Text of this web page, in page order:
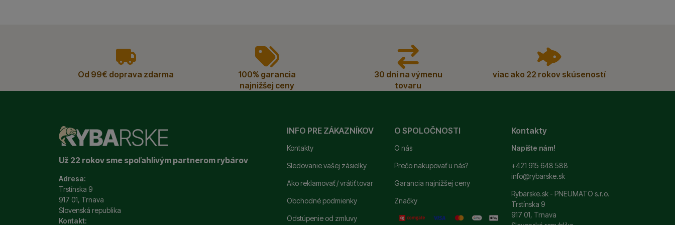
Od 99€ doprava zdarma
100% garancia
najnižšej ceny
30 dní na výmenu
tovaru
viac ako 22 rokov skúseností
Už 22 rokov sme spoľahlivým partnerom rybárov
Adresa:
Trstínska 9
917 01, Trnava
Slovenská republika
Kontakt:
INFO PRE ZÁKAZNÍKOV
Kontakty
Sledovanie vašej zásielky
Ako reklamovať / vrátiť tovar
Obchodné podmienky
Odstúpenie od zmluvy
O SPOLOČNOSTI
O nás
Prečo nakupovať u nás?
Garancia najnižšej ceny
Značky
Kontakty
Napište nám!
+421 915 648 588
info@rybarske.sk
Rybarske.sk - PNEUMATO s.r.o.
Trstínska 9
917 01, Trnava